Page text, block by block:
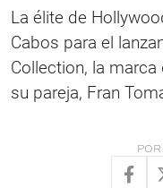
La élite de
Cabos para el
Collection, la
su pareja, Fran
POR